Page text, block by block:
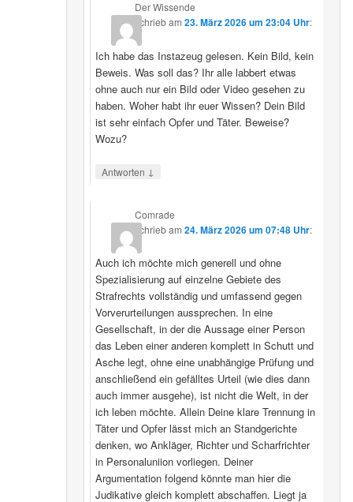
Der Wissende
schriebam23. März 2026 um 23:04 Uhr:
Ich habe das Instazeug gelesen. Kein Bild, kein
Beweis. Was soll das? Ihr alle labbert etwas
ohne auch nur ein Bild oder Video gesehen zu
haben. Woher habt ihr euer Wissen? Dein Bild
ist sehr einfach Opfer und Täter. Beweise?
Wozu?
Antworten ↓
Comrade
schriebam24. März 2026 um 07:48 Uhr:
Auch ich möchte mich generell und ohne
Spezialisierung auf einzelne Gebiete des
Strafrechts vollständig und umfassend gegen
Vorverurteilungen aussprechen. In eine
Gesellschaft, in der die Aussage einer Person
das Leben einer anderen komplett in Schutt und
Asche legt, ohne eine unabhängige Prüfung und
anschließend ein gefälltes Urteil (wie dies dann
auch immer ausgehe), ist nicht die Welt, in der
ich leben möchte. Allein Deine klare Trennung in
Täter und Opfer lässt mich an Standgerichte
denken, wo Ankläger, Richter und Scharfrichter
in Personaluniion vorliegen. Deiner
Argumentation folgend könnte man hier die
Judikative gleich komplett abschaffen. Liegt ja